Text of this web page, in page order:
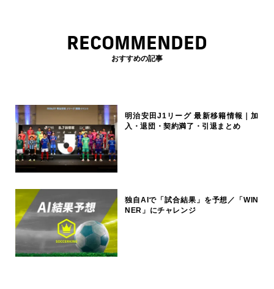
RECOMMENDED
おすすめの記事
明治安田J1リーグ 最新移籍情報｜加
入・退団・契約満了・引退まとめ
独自AIで「試合結果」を予想／「WIN
NER」にチャレンジ